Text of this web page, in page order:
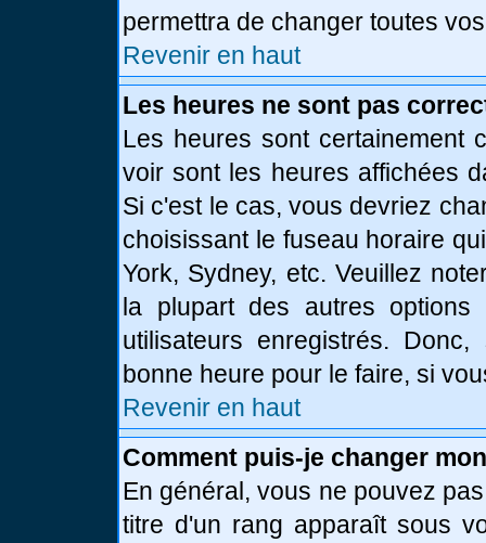
permettra de changer toutes
Revenir en haut
Les heures ne sont pas
Les heures sont certainement
voir sont les heures affichées
Si c'est le cas, vous devriez
choisissant le fuseau horaire
York, Sydney, etc. Veuillez
la plupart des autres
utilisateurs enregistrés.
bonne heure pour le faire, si
Revenir en haut
Comment puis-je changer
En général, vous ne pouvez
titre d'un rang apparaît sous